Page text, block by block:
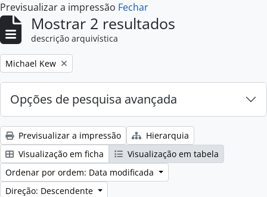
Previsualizar a impressão Fechar
Mostrar 2 resultados
descrição arquivística
Remove filter:
Michael Kew
Opções de pesquisa avançada
Previsualizar a impressão
Hierarquia
Visualização em ficha
Visualização em tabela
Ordenar por ordem: Data modificada
Direção: Descendente